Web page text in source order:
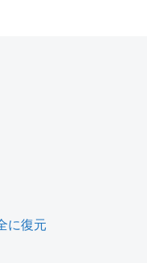
に復元